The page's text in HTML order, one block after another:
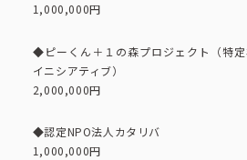
企業・団体向け募集情報
コーポレートブック
IR情報
1,000,000円
◆ピーくん＋１の森プロジェクト（特定
イニシアティブ）
2,000,000円
◆認定NPO法人カタリバ
1,000,000円